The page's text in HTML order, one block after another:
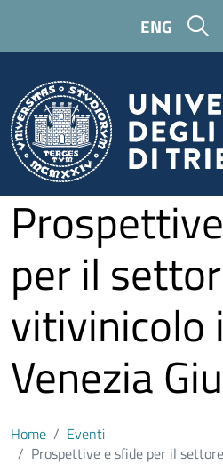
ENG Cerca
per il
vitivinicolo
Venezia
Home
Eventi
Prospettive e sfide per il